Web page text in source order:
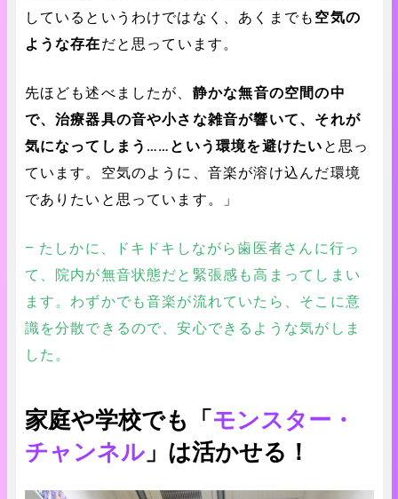
しているというわけではなく、あくまでも 空気の
ような存在だと思っています。
先ほども述べましたが、 静かな無音の空間の中
で、治療器具の音や小さな雑音が響いて、それが
気になってしまう……という環境を避けたい と思っ
ています。空気のように、音楽が溶け込んだ環境
でありたいと思っています。」
– たしかに、ドキドキしながら歯医者さんに行っ
て、院内が無音状態だと緊張感も高まってしまい
ます。わずかでも音楽が流れていたら、そこに意
識を分散できるので、安心できるような気がしま
した。
家庭や学校でも「 モンスター・
チャンネル」は活かせる！